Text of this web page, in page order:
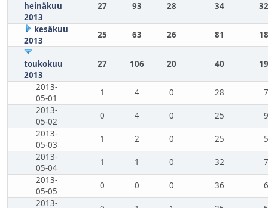
heinäkuu
2013
27 93 28 34
kesäkuu
2013
25 63 26 81
toukokuu
2013
27 106 20 40
2013-
05-01
1 4 0 28
2013-
05-02
0 4 0 25
2013-
05-03
1 2 0 25
2013-
05-04
1 1 0 32
2013-
05-05
0 0 0 36
2013-